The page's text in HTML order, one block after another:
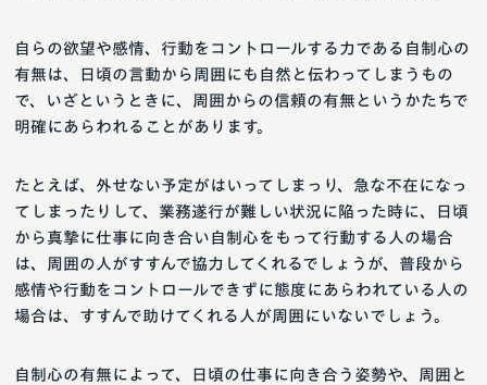
自らの欲望や感情、行動をコントロールする力である自制心の
有無は、日頃の言動から周囲にも自然と伝わってしまうもの
で、いざというときに、周囲からの信頼の有無というかたちで
明確にあらわれることがあります。
たとえば、外せない予定がはいってしまっり、急な不在になっ
てしまったりして、業務遂行が難しい状況に陥った時に、日頃
から真摯に仕事に向き合い自制心をもって行動する人の場合
は、周囲の人がすすんで協力してくれるでしょうが、普段から
感情や行動をコントロールできずに態度にあらわれている人の
場合は、すすんで助けてくれる人が周囲にいないでしょう。
自制心の有無によって、日頃の仕事に向き合う姿勢や、周囲と